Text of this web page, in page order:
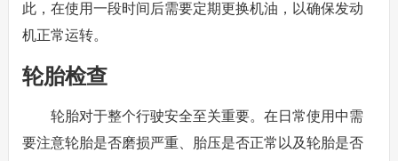
此，在使用一段时间后需要定期更换机油，以确保发动
机正常运转。
轮胎检查
轮胎对于整个行驶安全至关重要。在日常使用中需
要注意轮胎是否磨损严重、胎压是否正常以及轮胎是否